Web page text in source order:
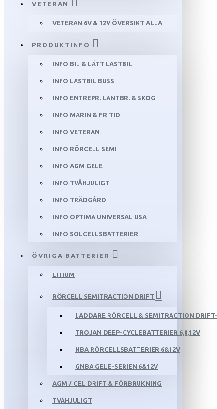
VETERAN
VETERAN 6V & 12V ÖVERSIKT ALLA
PRODUKTINFO
INFO BIL & LÄTT LASTBIL
INFO LASTBIL BUSS
INFO ENTREPR. LANTBR. & SKOG
INFO MARIN & FRITID
INFO VETERAN
INFO RÖRCELL SEMI
INFO AGM GELE
INFO TVÅHJULIGT
INFO TRÄDGÅRD
INFO OPTIMA UNIVERSAL USA
INFO SOLCELLSBATTERIER
ÖVRIGA BATTERIER
LITIUM
RÖRCELL SEMITRACTION DRIFT
LADDARE RÖRCELL & SEMITRACTION
TROJAN DEEP-CYCLEBATTERIER 6,8,12V
NBA RÖRCELLSBATTERIER 6&12V
GNBA GELE-SERIEN 6&12V
AGM / GEL DRIFT & FÖRBRUKNING
TVÅHJULIGT